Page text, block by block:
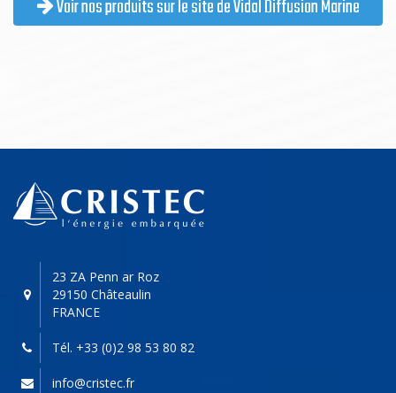
Voir nos produits sur le site de Vidal Diffusion Marine
23 ZA Penn ar Roz
29150 Châteaulin
FRANCE
Tél. +33 (0)2 98 53 80 82
info@cristec.fr